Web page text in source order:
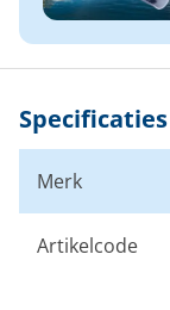
Specificaties
Merk
Artikelcode